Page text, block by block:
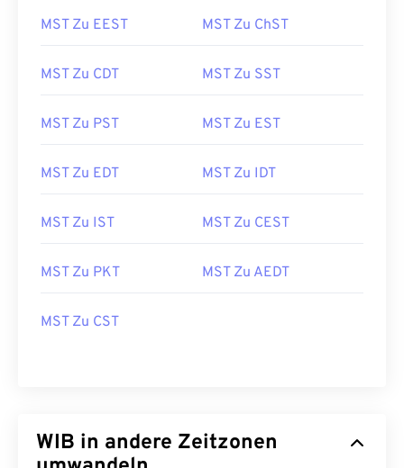
MST Zu EEST MST Zu ChST
MST Zu CDT MST Zu SST
MST Zu PST MST Zu EST
MST Zu EDT MST Zu IDT
MST Zu IST MST Zu CEST
MST Zu PKT MST Zu AEDT
MST Zu CST
WIB in andere Zeitzonen